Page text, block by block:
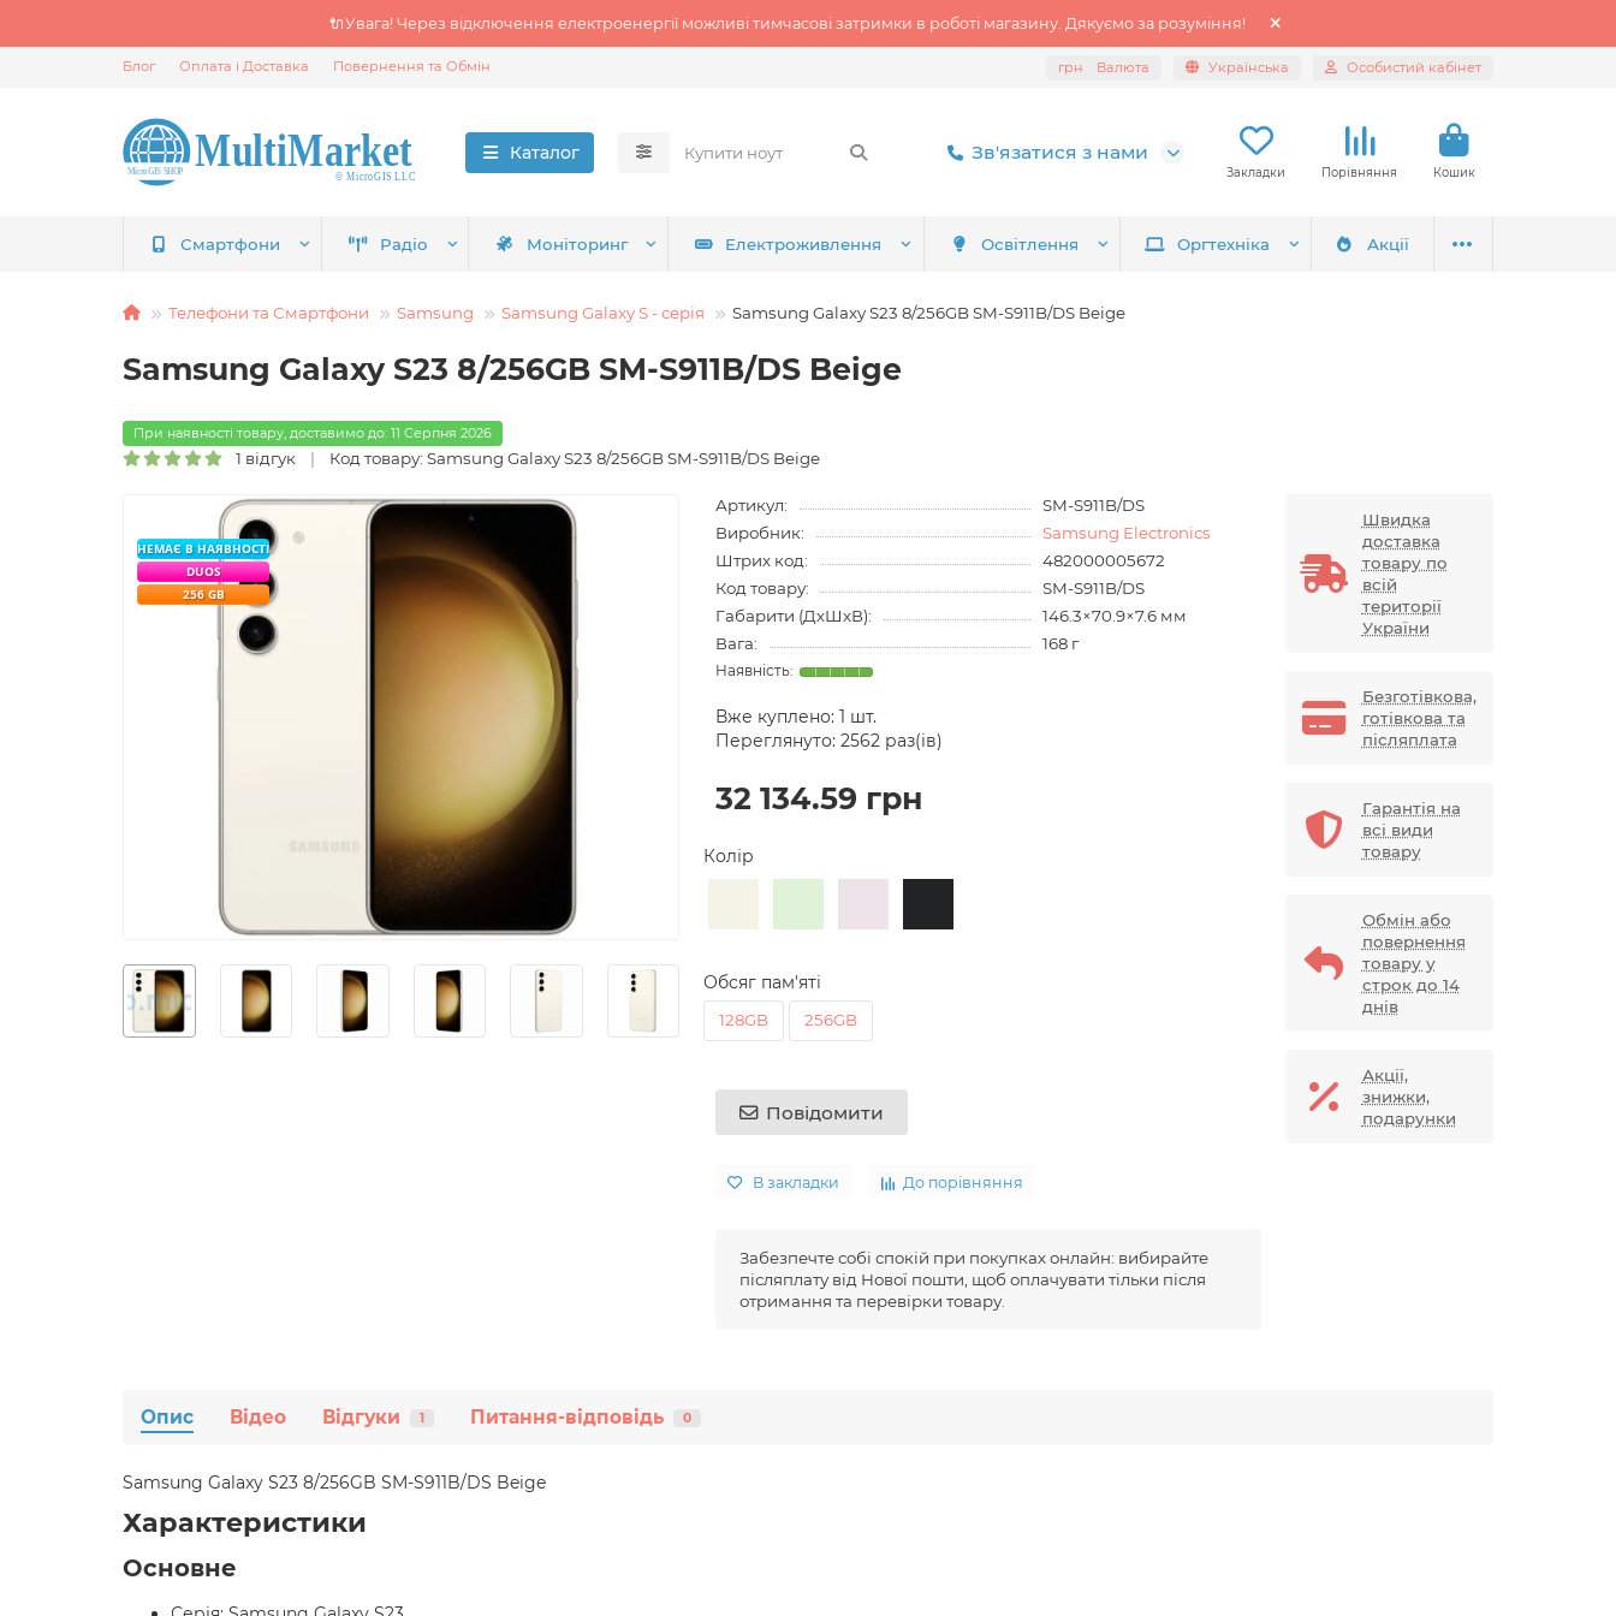
🔌Увага! Через відключення електроенергії можливі тимчасові затримки в роботі магазину. Дякуємо за розуміння!
Блог Оплата і Доставка Повернення та Обмін грн Валюта Українська Особистий кабінет
Каталог Зв'язатися з нами
Закладки Порівняння Кошик
Смартфони Радіо Моніторинг Електроживлення Освітлення Оргтехніка Акції
Телефони та Смартфони Samsung Samsung Galaxy S - серія Samsung Galaxy S23 8/256GB SM-S911B/DS Beige
Samsung Galaxy S23 8/256GB SM-S911B/DS Beige
При наявності товару, доставимо до: 11 Серпня 2026
1 відгук Код товару: Samsung Galaxy S23 8/256GB SM-S911B/DS Beige
НЕМАЄ В НАЯВНОСТІ
DUOS
256 GB
Артикул:
SM-S911B/DS
Виробник:
Samsung Electronics
Штрих код:
482000005672
Код товару:
SM-S911B/DS
Габарити (ДхШхВ):
146.3×70.9×7.6 мм
Вага:
168 г
Вже куплено:1 шт.
Переглянуто: 2562 раз(ів)
32 134.59 грн
Колір
Обсяг пам'яті
128GB 256GB
Повідомити
В закладки До порівняння
Забезпечте собі спокій при покупках онлайн: вибирайте
післяплату від Нової пошти, щоб оплачувати тільки після
отримання та перевірки товару.
Швидка
доставка
товару по
всій
території
України
Безготівкова,
готівкова та
післяплата
Гарантія на
всі види
товару
Обмін або
повернення
товару у
строк до 14
днів
Акції,
знижки,
подарунки
Опис Відео Відгуки 1 Питання-відповідь 0
Samsung Galaxy S23 8/256GB SM-S911B/DS Beige
Характеристики
Основне